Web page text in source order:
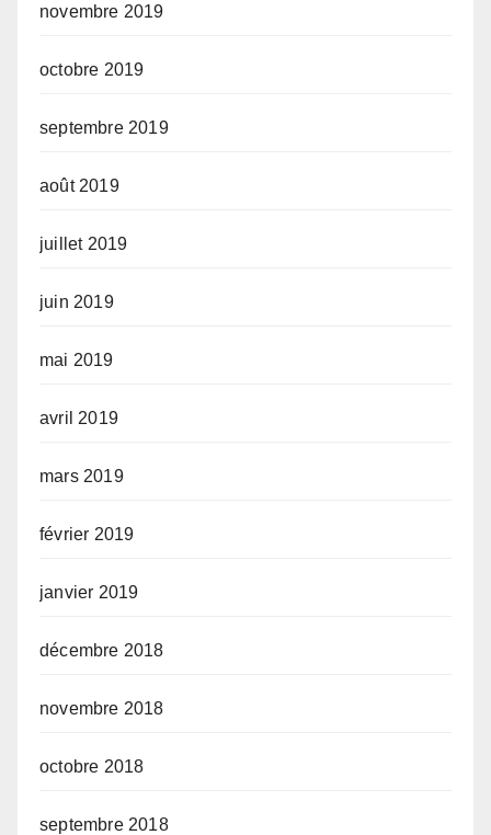
novembre 2019
octobre 2019
septembre 2019
août 2019
juillet 2019
juin 2019
mai 2019
avril 2019
mars 2019
février 2019
janvier 2019
décembre 2018
novembre 2018
octobre 2018
septembre 2018